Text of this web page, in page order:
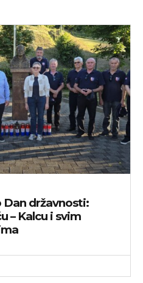
državnosti:
– Kalcu i svim